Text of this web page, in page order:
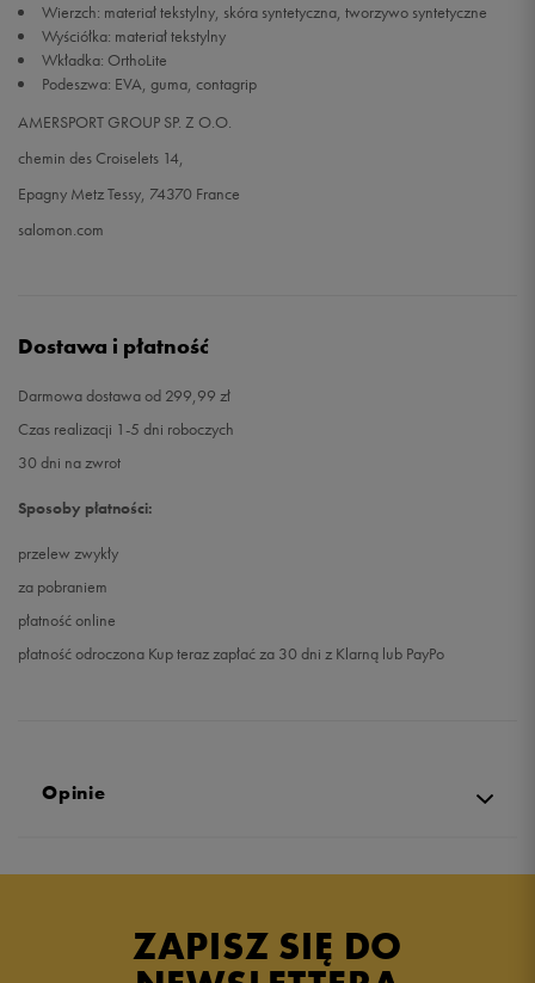
Wierzch: materiał tekstylny, skóra syntetyczna, tworzywo syntetyczne
Wyściółka: materiał tekstylny
Wkładka: OrthoLite
Podeszwa: EVA, guma, contagrip
AMERSPORT GROUP SP. Z O.O.
chemin des Croiselets 14,
Epagny Metz Tessy, 74370 France
salomon.com
Dostawa i płatność
Darmowa dostawa od 299,99 zł
Czas realizacji 1-5 dni roboczych
30 dni na zwrot
Sposoby płatności:
przelew zwykły
za pobraniem
płatność online
płatność odroczona Kup teraz zapłać za 30 dni z Klarną lub PayPo
Opinie
ZAPISZ SIĘ DO